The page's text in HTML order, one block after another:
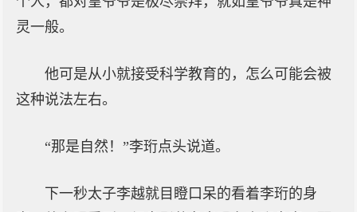
灵一般。
他可是从小就接受科学教育的，怎么可能会被
这种说法左右。
“那是自然！”李珩点头说道。
下一秒太子李越就目瞪口呆的看着李珩的身